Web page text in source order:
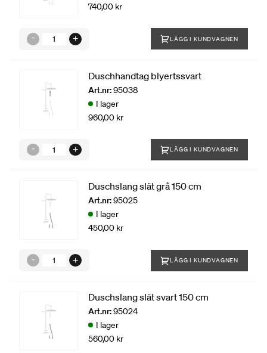
740,00 kr
LÄGG I KUNDVAGNEN
Duschhandtag blyertssvart
Art.nr:95038
I lager
960,00 kr
LÄGG I KUNDVAGNEN
Duschslang slät grå 150 cm
Art.nr:95025
I lager
450,00 kr
LÄGG I KUNDVAGNEN
Duschslang slät svart 150 cm
Art.nr:95024
I lager
560,00 kr